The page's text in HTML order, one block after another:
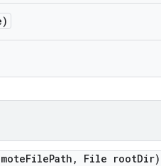
FilePath , File rootDir)